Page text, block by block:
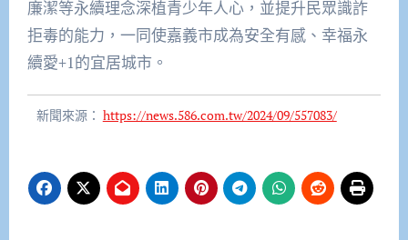
廉潔等永續理念深植青少年人心，並提升民眾識詐
拒毒的能力，一同使嘉義市成為安全有感、幸福永
續愛+1的宜居城市。
新聞來源： https://news.586.com.tw/2024/09/557083/